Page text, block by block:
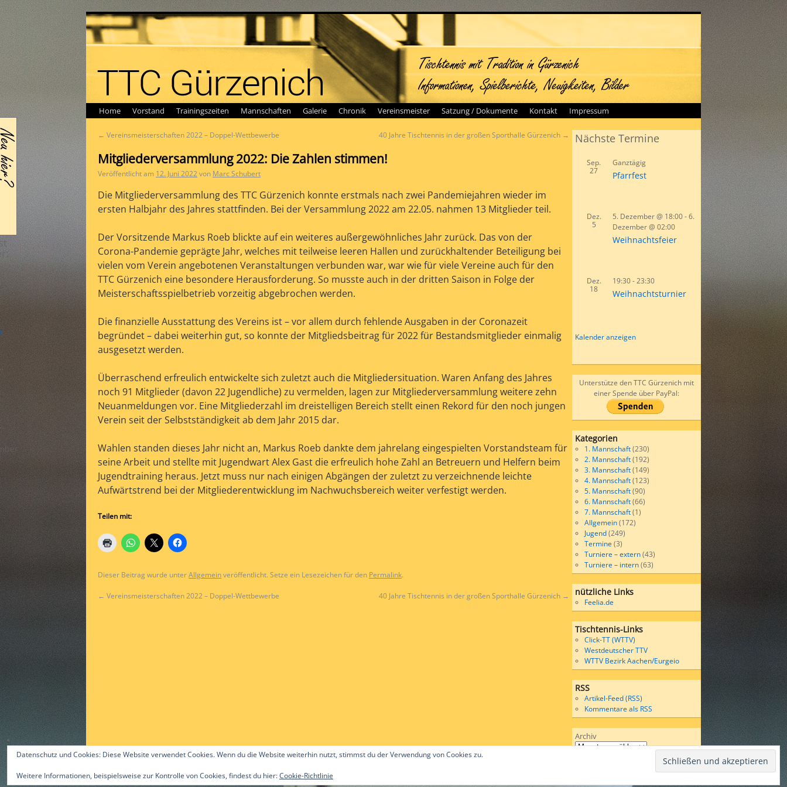
Home Vorstand Trainingszeiten Mannschaften Galerie Chronik Vereinsmeister Satzung / Dokumente Kontakt Impressum
← Vereinsmeisterschaften 2022 – Doppel-Wettbewerbe 40 Jahre Tischtennis in der großen Sporthalle Gürzenich →
Mitgliederversammlung 2022: Die Zahlen stimmen!
Veröffentlicht am 12. Juni 2022 von Marc Schubert
Die Mitgliederversammlung des TTC Gürzenich konnte erstmals nach zwei Pandemiejahren wieder im
ersten Halbjahr des Jahres stattfinden. Bei der Versammlung 2022 am 22.05. nahmen 13 Mitglieder teil.
Der Vorsitzende Markus Roeb blickte auf ein weiteres außergewöhnliches Jahr zurück. Das von der
Corona-Pandemie geprägte Jahr, welches mit teilweise leeren Hallen und zurückhaltender Beteiligung bei
vielen vom Verein angebotenen Veranstaltungen verbunden war, war wie für viele Vereine auch für den
TTC Gürzenich eine besondere Herausforderung. So musste auch in der dritten Saison in Folge der
Meisterschaftsspielbetrieb vorzeitig abgebrochen werden.
Die finanzielle Ausstattung des Vereins ist – vor allem durch fehlende Ausgaben in der Coronazeit
begründet – dabei weiterhin gut, so konnte der Mitgliedsbeitrag für 2022 für Bestandsmitglieder einmalig
ausgesetzt werden.
Überraschend erfreulich entwickelte sich zuletzt auch die Mitgliedersituation. Waren Anfang des Jahres
noch 91 Mitglieder (davon 22 Jugendliche) zu vermelden, lagen zur Mitgliederversammlung weitere zehn
Neuanmeldungen vor. Eine Mitgliederzahl im dreistelligen Bereich stellt einen Rekord für den noch jungen
Verein seit der Selbstständigkeit ab dem Jahr 2015 dar.
Wahlen standen dieses Jahr nicht an, Markus Roeb dankte dem jahrelang eingespielten Vorstandsteam für
seine Arbeit und stellte mit Jugendwart Alex Gast die erfreulich hohe Zahl an Betreuern und Helfern beim
Jugendtraining heraus. Jetzt muss nur nach einigen Abgängen der zuletzt zu verzeichnende leichte
Aufwärtstrend bei der Mitgliederentwicklung im Nachwuchsbereich weiter verfestigt werden.
Teilen mit:
Dieser Beitrag wurde unterAllgemeinveröffentlicht. Setze ein Lesezeichen für den Permalink.
← Vereinsmeisterschaften 2022 – Doppel-Wettbewerbe 40 Jahre Tischtennis in der großen Sporthalle Gürzenich →
Nächste Termine
Sep.
27
Ganztägig
Pfarrfest
Dez.
5
5. Dezember @ 18:00-6.
Dezember @ 02:00
Weihnachtsfeier
Dez.
18
19:30-23:30
Weihnachtsturnier
Kalender anzeigen
Unterstütze den TTC Gürzenich mit
einer Spende über PayPal:
Kategorien
1. Mannschaft(230)
2. Mannschaft(192)
3. Mannschaft(149)
4. Mannschaft(123)
5. Mannschaft(90)
6. Mannschaft(66)
7. Mannschaft(1)
Allgemein(172)
Jugend(249)
Termine(3)
Turniere – extern(43)
Turniere – intern(63)
nützliche Links
Feelia.de
Tischtennis-Links
Click-TT (WTTV)
Westdeutscher TTV
WTTV Bezirk Aachen/Eurgeio
RSS
Artikel-Feed (RSS)
Kommentare als RSS
Archiv
©2015 by Alex Gast & ttc-guerzenich.de Wordpress
Datenschutz und Cookies: Diese Website verwendet Cookies. Wenn du die Website weiterhin nutzt, stimmst du der Verwendung von Cookies zu.
Weitere Informationen, beispielsweise zur Kontrolle von Cookies, findest du hier:Cookie-Richtlinie